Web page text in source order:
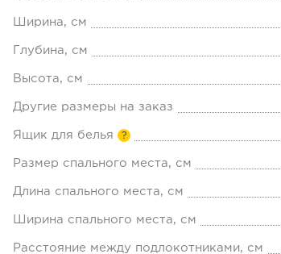
Ширина, см
Глубина, см
Высота, см
Другие размеры на заказ
Ящик для белья ?
Размер спального места, см
Длина спального места, см
Ширина спального места, см
Расстояние между подлокотниками, см